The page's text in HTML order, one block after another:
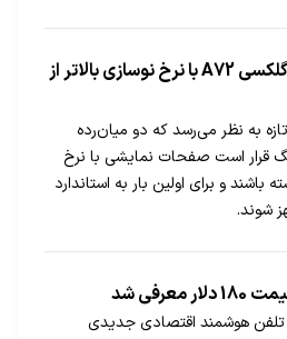
گلکسی A52 و گلکسی A72 با نرخ نوسازی بالاتر از
به نظر می‌رسد که دو میان‌رده
قرار است صفحات نمایشی با نرخ
باشند و برای اولین بار به استاندارد
تلفن هوشمند اقتصادی جدیدی